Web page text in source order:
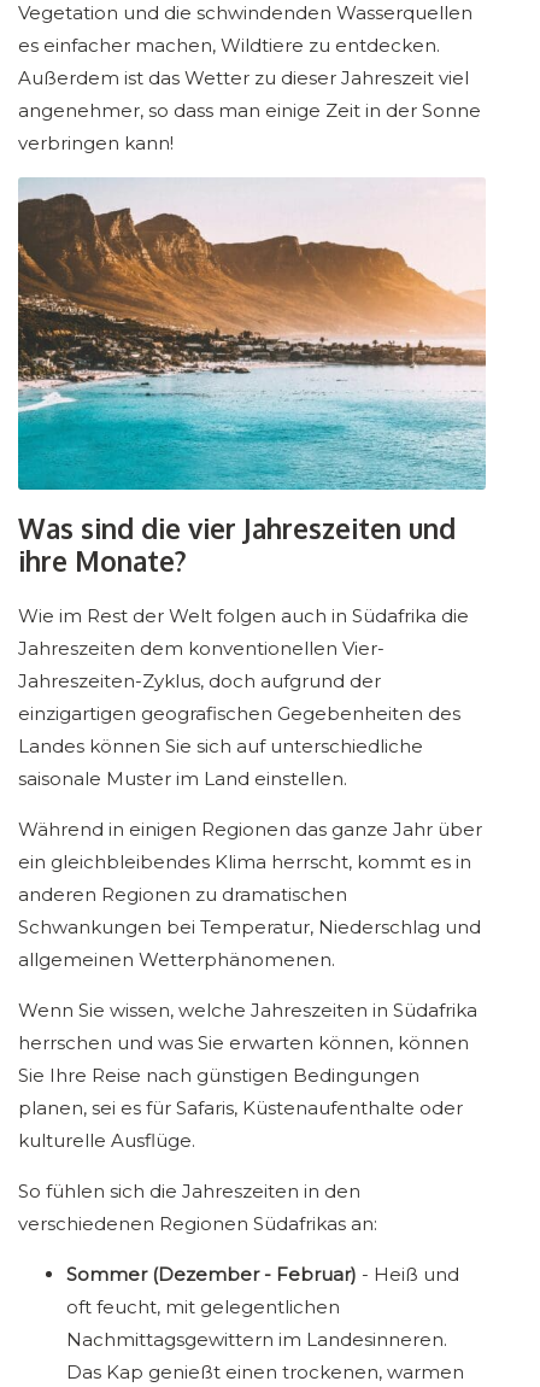
Vegetation und die schwindenden Wasserquellen
es einfacher machen, Wildtiere zu entdecken.
Außerdem ist das Wetter zu dieser Jahreszeit viel
angenehmer, so dass man einige Zeit in der Sonne
verbringen kann!
Was sind die vier Jahreszeiten und
ihre Monate?
Wie im Rest der Welt folgen auch in Südafrika die
Jahreszeiten dem konventionellen Vier-
Jahreszeiten-Zyklus, doch aufgrund der
einzigartigen geografischen Gegebenheiten des
Landes können Sie sich auf unterschiedliche
saisonale Muster im Land einstellen.
Während in einigen Regionen das ganze Jahr über
ein gleichbleibendes Klima herrscht, kommt es in
anderen Regionen zu dramatischen
Schwankungen bei Temperatur, Niederschlag und
allgemeinen Wetterphänomenen.
Wenn Sie wissen, welche Jahreszeiten in Südafrika
herrschen und was Sie erwarten können, können
Sie Ihre Reise nach günstigen Bedingungen
planen, sei es für Safaris, Küstenaufenthalte oder
kulturelle Ausflüge.
So fühlen sich die Jahreszeiten in den
verschiedenen Regionen Südafrikas an:
Sommer (Dezember - Februar) - Heiß und
oft feucht, mit gelegentlichen
Nachmittagsgewittern im Landesinneren.
Das Kap genießt einen trockenen, warmen